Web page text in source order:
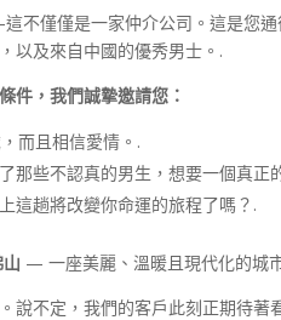
不僅僅是一家仲介公司。這是您通
以及來自中國的優秀男士。.
件，我們誠摯邀請您：
而且相信愛情。.
那些不認真的男生，想要一個真正
這趟將改變你命運的旅程了嗎？.
— 一座美麗、溫暖且現代化的城
說不定，我們的客戶此刻正期待著